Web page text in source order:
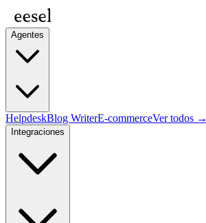
Agentes
HelpdeskBlog WriterE-commerceVer todos →
Integraciones